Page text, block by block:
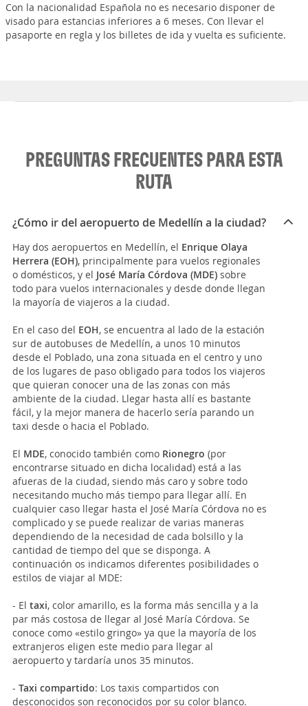
Con la nacionalidad Española no es necesario disponer de
visado para estancias inferiores a 6 meses. Con llevar el
pasaporte en regla y los billetes de ida y vuelta es suficiente.
PREGUNTAS FRECUENTES PARA ESTA
RUTA
¿Cómo ir del aeropuerto de Medellín a la ciudad?
Hay dos aeropuertos en Medellín, el Enrique Olaya
Herrera (EOH), principalmente para vuelos regionales
o domésticos, y el José María Córdova (MDE) sobre
todo para vuelos internacionales y desde donde llegan
la mayoría de viajeros a la ciudad.
En el caso del EOH, se encuentra al lado de la estación
sur de autobuses de Medellín, a unos 10 minutos
desde el Poblado, una zona situada en el centro y uno
de los lugares de paso obligado para todos los viajeros
que quieran conocer una de las zonas con más
ambiente de la ciudad. Llegar hasta allí es bastante
fácil, y la mejor manera de hacerlo sería parando un
taxi desde o hacia el Poblado.
El MDE, conocido también como Rionegro (por
encontrarse situado en dicha localidad) está a las
afueras de la ciudad, siendo más caro y sobre todo
necesitando mucho más tiempo para llegar allí. En
cualquier caso llegar hasta el José María Córdova no es
complicado y se puede realizar de varias maneras
dependiendo de la necesidad de cada bolsillo y la
cantidad de tiempo del que se disponga. A
continuación os indicamos diferentes posibilidades o
estilos de viajar al MDE:
- El taxi, color amarillo, es la forma más sencilla y a la
par más costosa de llegar al José María Córdova. Se
conoce como «estilo gringo» ya que la mayoría de los
extranjeros eligen este medio para llegar al
aeropuerto y tardaría unos 35 minutos.
- Taxi compartido: Los taxis compartidos con
desconocidos son reconocidos por su color blanco.